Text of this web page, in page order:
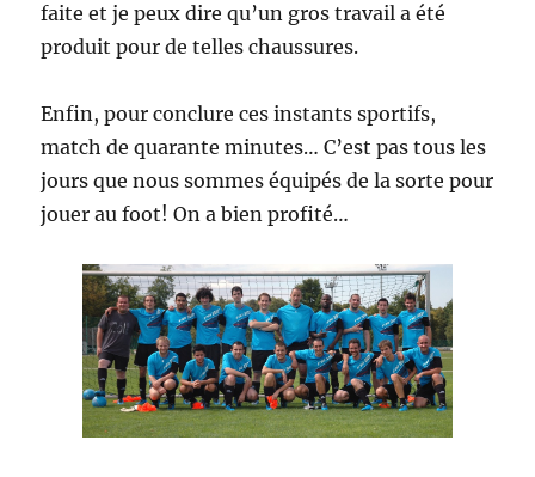
faite et je peux dire qu’un gros travail a été
produit pour de telles chaussures.
Enfin, pour conclure ces instants sportifs,
match de quarante minutes… C’est pas tous les
jours que nous sommes équipés de la sorte pour
jouer au foot! On a bien profité…